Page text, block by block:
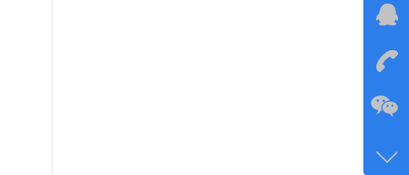
在线
咨询